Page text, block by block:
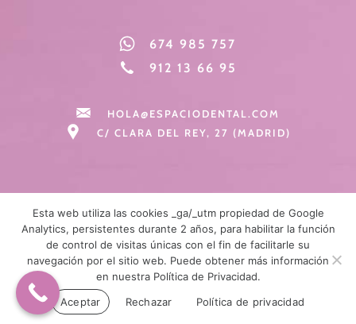
674 985 757
912 13 66 95
HOLA@ESPACIODENTAL.COM
C/ CLARA DEL REY, 27 (MADRID)
Espacio Dental Madrid todos derechos reservados 2025.
AVISO LEGAL
| POLÍTICA DE COOKIES|POLÍTICA PRIVACIDAD
Esta web utiliza las cookies _ga/_utm propiedad de Google
Analytics, persistentes durante 2 años, para habilitar la función
de control de visitas únicas con el fin de facilitarle su
navegación por el sitio web. Puede obtener más información
en nuestra Política de Privacidad.
Aceptar
Rechazar Política de privacidad